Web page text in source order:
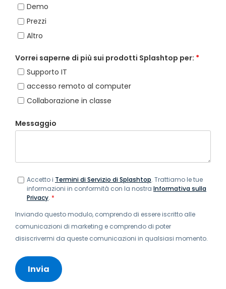
Demo
Prezzi
Altro
Vorrei saperne di più sui prodotti Splashtop per: *
Supporto IT
accesso remoto al computer
Collaborazione in classe
Messaggio
Accetto i Termini di Servizio di Splashtop. Trattiamo le tue
informazioni in conformità con la nostra Informativa sulla
Privacy. *
Inviando questo modulo, comprendo di essere iscritto alle
comunicazioni di marketing e comprendo di poter
disiscrivermi da queste comunicazioni in qualsiasi momento.